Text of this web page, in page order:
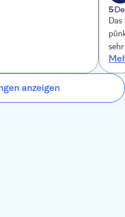
der Elbphilharmonie vorbei
entspannt zurück und lassen
einfangen, während
Hamburgs
5
Live ist eben doch
anzeigen